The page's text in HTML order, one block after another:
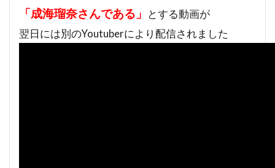
「成海瑠奈さんである」
とする動画が
翌日には別のYoutuberにより配信されました